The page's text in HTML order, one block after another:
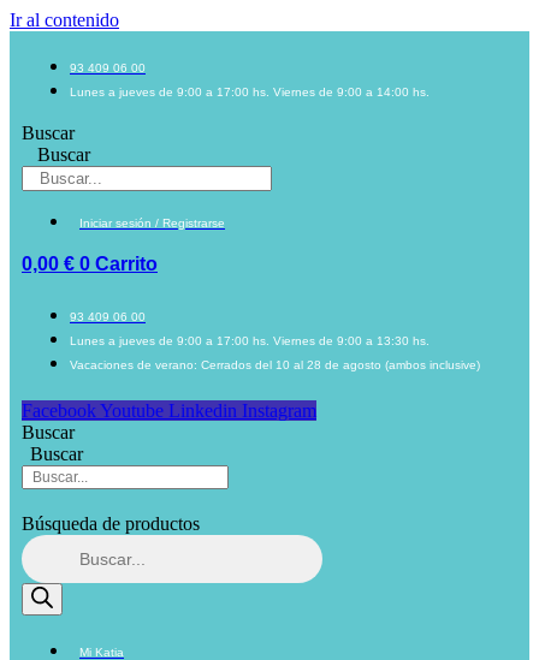
Ir al contenido
93 409 06 00
Lunes a jueves de 9:00 a 17:00 hs. Viernes de 9:00 a 14:00 hs.
Buscar
Buscar
Iniciar sesión / Registrarse
0,00 € 0 Carrito
93 409 06 00
Lunes a jueves de 9:00 a 17:00 hs. Viernes de 9:00 a 13:30 hs.
Vacaciones de verano: Cerrados del 10 al 28 de agosto (ambos inclusive)
Facebook Youtube Linkedin Instagram
Buscar
Buscar
Búsqueda de productos
Mi Katia